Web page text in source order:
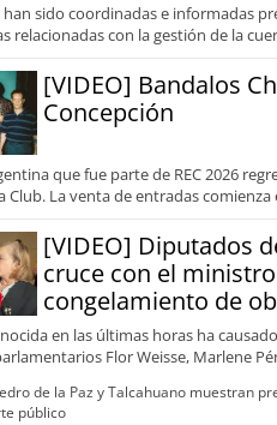
han sido coordinadas e informadas
relacionadas con la gestión de la
[VIDEO] Bandalos
Concepción
que fue parte de REC 2026
La venta de entradas comienza
[VIDEO] Diputados
cruce con el
congelamiento de
en las últimas horas ha
Flor Weisse, Marlene
de la Paz y Talcahuano muestran
público